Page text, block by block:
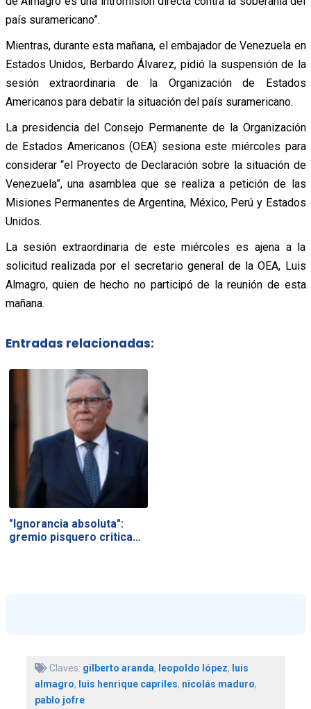
país suramericano”.
Mientras, durante esta mañana, el embajador de Venezuela en
Estados Unidos, Berbardo Álvarez, pidió la suspensión de la
sesión extraordinaria de la Organización de Estados
Americanos para debatir la situación del país suramericano.
La presidencia del Consejo Permanente de la Organización
de Estados Americanos (OEA) sesiona este miércoles para
considerar “el Proyecto de Declaración sobre la situación de
Venezuela”, una asamblea que se realiza a petición de las
Misiones Permanentes de Argentina, México, Perú y Estados
Unidos.
La sesión extraordinaria de este miércoles es ajena a la
solicitud realizada por el secretario general de la OEA, Luis
Almagro, quien de hecho no participó de la reunión de esta
mañana.
Entradas relacionadas:
"Ignorancia absoluta":
gremio pisquero critica…
Claves: gilberto aranda, leopoldo lópez, luis
almagro, luis henrique capriles, nicolás maduro,
pablo jofre